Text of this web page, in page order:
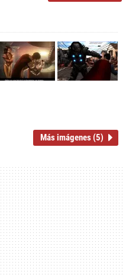
Más imágenes (5)